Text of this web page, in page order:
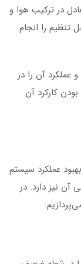
در ترکیب هوا و
تنظیم را انجام
عملکرد آن را در
کارکرد آن
عملکرد سیستم
آن نیز دارد. در